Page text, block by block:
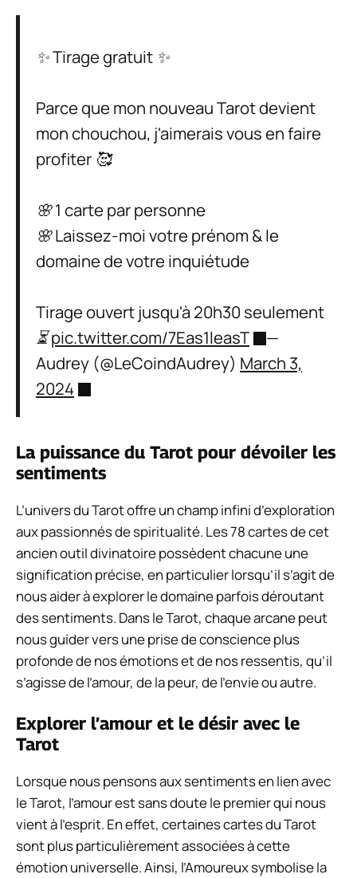
✨ Tirage gratuit ✨
Parce que mon nouveau Tarot devient
mon chouchou, j'aimerais vous en faire
profiter 🥰
🌸 1 carte par personne
🌸 Laissez-moi votre prénom & le
domaine de votre inquiétude
Tirage ouvert jusqu'à 20h30 seulement
⏳pic.twitter.com/7Eas1leasT
—
Audrey (@LeCoindAudrey) March 3,
2024
La puissance du Tarot pour dévoiler les
sentiments
L’univers du Tarot offre un champ infini d’exploration
aux passionnés de spiritualité. Les 78 cartes de cet
ancien outil divinatoire possèdent chacune une
signification précise, en particulier lorsqu’il s’agit de
nous aider à explorer le domaine parfois déroutant
des sentiments. Dans le Tarot, chaque arcane peut
nous guider vers une prise de conscience plus
profonde de nos émotions et de nos ressentis, qu’il
s’agisse de l’amour, de la peur, de l’envie ou autre.
Explorer l’amour et le désir avec le
Tarot
Lorsque nous pensons aux sentiments en lien avec
le Tarot, l’amour est sans doute le premier qui nous
vient à l’esprit. En effet, certaines cartes du Tarot
sont plus particulièrement associées à cette
émotion universelle. Ainsi, l’Amoureux symbolise la